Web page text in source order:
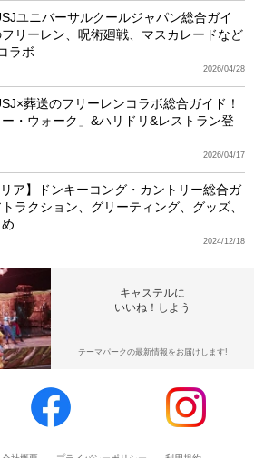
ユニバーサルクールジャパン総合ガイ
フリーレン、呪術廻戦、マスカレードなど
ラボ
2026/04/28
葬送のフリーレンコラボ総合ガイド！
ー・ウォーク」&ハリドリ&レストラン登
2026/04/17
リア】ドンキーコング・カントリー総合ガ
ラクション、グリーティング、グッズ、
2024/12/18
キャステルに
いいね！しよう
テーマパークの最新情報をお届けします!